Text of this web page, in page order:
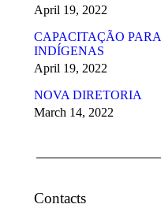
April 19, 2022
CAPACITAÇÃO PARA
INDÍGENAS
April 19, 2022
NOVA DIRETORIA
March 14, 2022
Contacts